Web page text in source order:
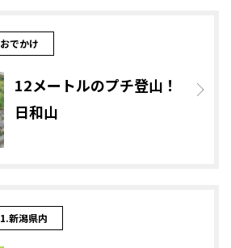
おでかけ
12メートルのプチ登山！
日和山
1.新潟県内